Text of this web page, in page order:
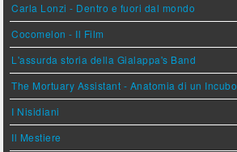
Carla Lonzi - Dentro e fuori dal mondo
Cocomelon - Il Film
L'assurda storia della Gialappa's Band
The Mortuary Assistant - Anatomia di un Incubo
I Nisidiani
Il Mestiere